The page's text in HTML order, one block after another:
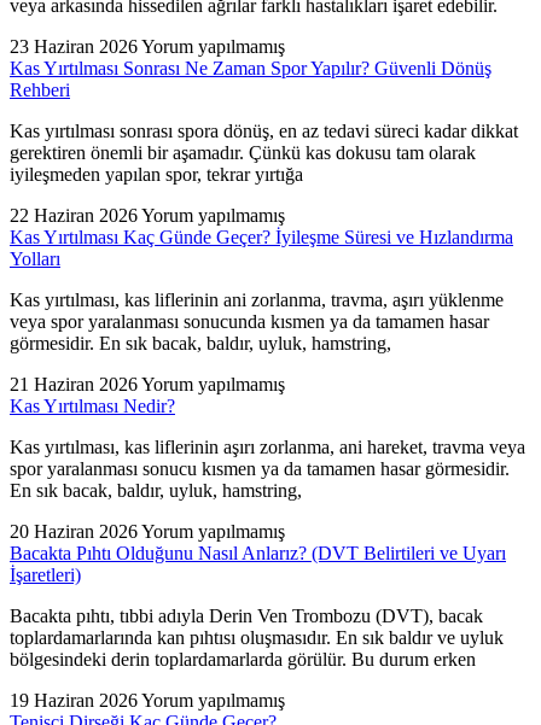
veya arkasında hissedilen ağrılar farklı hastalıkları işaret edebilir.
23 Haziran 2026Yorum yapılmamış
Kas Yırtılması Sonrası Ne Zaman Spor Yapılır? Güvenli Dönüş
Rehberi
Kas yırtılması sonrası spora dönüş, en az tedavi süreci kadar dikkat
gerektiren önemli bir aşamadır. Çünkü kas dokusu tam olarak
iyileşmeden yapılan spor, tekrar yırtığa
22 Haziran 2026Yorum yapılmamış
Kas Yırtılması Kaç Günde Geçer? İyileşme Süresi ve Hızlandırma
Yolları
Kas yırtılması, kas liflerinin ani zorlanma, travma, aşırı yüklenme
veya spor yaralanması sonucunda kısmen ya da tamamen hasar
görmesidir. En sık bacak, baldır, uyluk, hamstring,
21 Haziran 2026Yorum yapılmamış
Kas Yırtılması Nedir?
Kas yırtılması, kas liflerinin aşırı zorlanma, ani hareket, travma veya
spor yaralanması sonucu kısmen ya da tamamen hasar görmesidir.
En sık bacak, baldır, uyluk, hamstring,
20 Haziran 2026Yorum yapılmamış
Bacakta Pıhtı Olduğunu Nasıl Anlarız? (DVT Belirtileri ve Uyarı
İşaretleri)
Bacakta pıhtı, tıbbi adıyla Derin Ven Trombozu (DVT), bacak
toplardamarlarında kan pıhtısı oluşmasıdır. En sık baldır ve uyluk
bölgesindeki derin toplardamarlarda görülür. Bu durum erken
19 Haziran 2026Yorum yapılmamış